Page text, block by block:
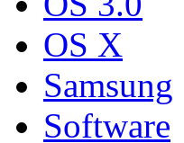
OS X
Samsung
Software